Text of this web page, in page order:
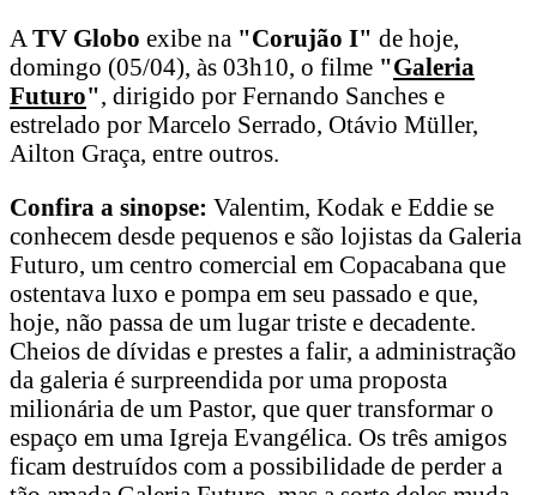
A TV Globo exibe na "Corujão I" de hoje,
domingo (05/04), às 03h10, o filme "Galeria
Futuro", dirigido por Fernando Sanches e
estrelado por Marcelo Serrado, Otávio Müller,
Ailton Graça, entre outros.
Confira a sinopse: Valentim, Kodak e Eddie se
conhecem desde pequenos e são lojistas da Galeria
Futuro, um centro comercial em Copacabana que
ostentava luxo e pompa em seu passado e que,
hoje, não passa de um lugar triste e decadente.
Cheios de dívidas e prestes a falir, a administração
da galeria é surpreendida por uma proposta
milionária de um Pastor, que quer transformar o
espaço em uma Igreja Evangélica. Os três amigos
ficam destruídos com a possibilidade de perder a